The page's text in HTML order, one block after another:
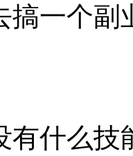
搞一个副
有什么技